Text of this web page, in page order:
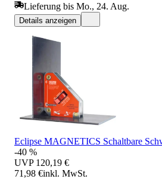
Lieferung bis Mo., 24. Aug.
Details anzeigen
Eclipse MAGNETICS Schaltbare
-40 %
UVP 120,19 €
71,98 €inkl. MwSt.